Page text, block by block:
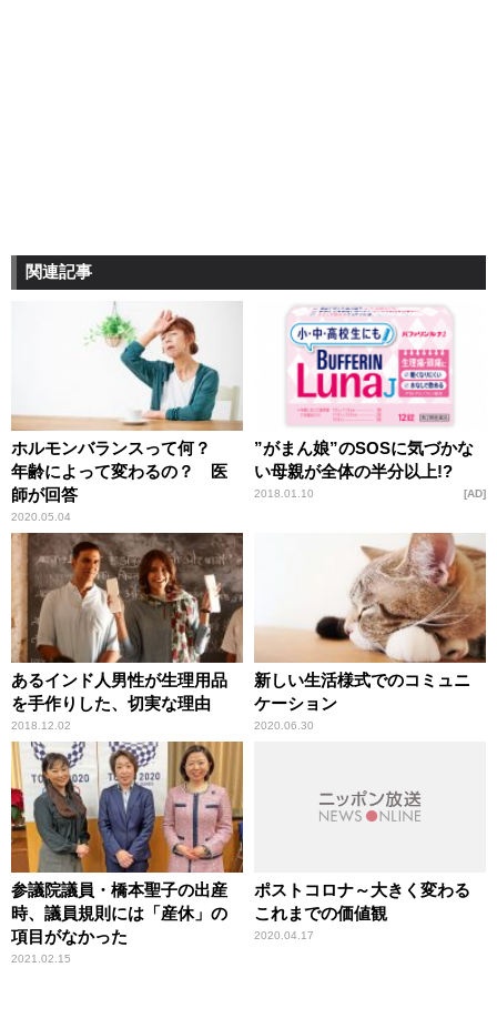
関連記事
ホルモンバランスって何？
年齢によって変わるの？ 医
師が回答
2020.05.04
”がまん娘”のSOSに気づかな
い母親が全体の半分以上!?
2018.01.10 AD
あるインド人男性が生理用品
を手作りした、切実な理由
2018.12.02
新しい生活様式でのコミュニ
ケーション
2020.06.30
参議院議員・橋本聖子の出産
時、議員規則には「産休」の
項目がなかった
2021.02.15
ポストコロナ～大きく変わる
これまでの価値観
2020.04.17